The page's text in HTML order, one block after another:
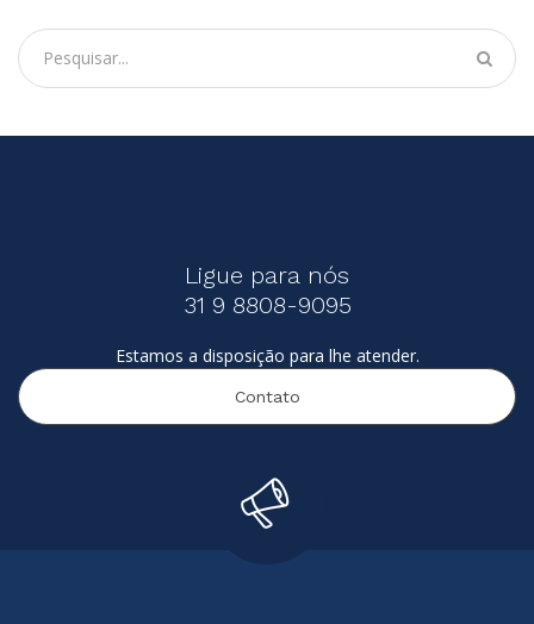
Ligue para nós
31 9 8808-9095
Estamos a disposição para lhe atender.
Contato